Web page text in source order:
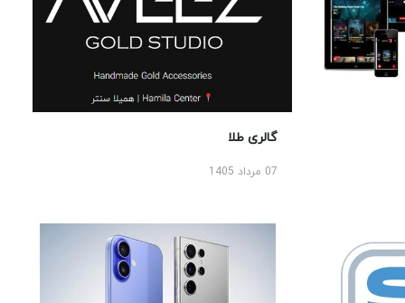
گالری طلا
07 مرداد 1405